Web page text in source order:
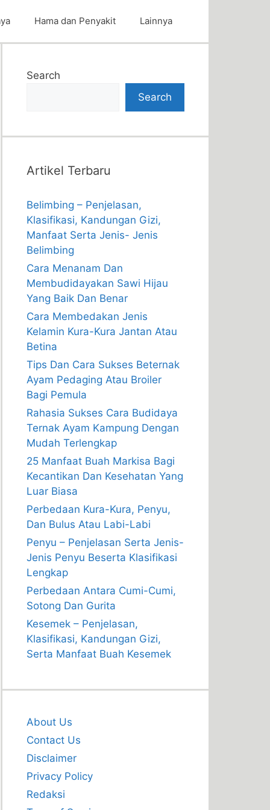
Hama dan Penyakit Lainnya
Search
Search
Artikel Terbaru
Belimbing – Penjelasan,
Klasifikasi, Kandungan Gizi,
Manfaat Serta Jenis- Jenis
Belimbing
Cara Menanam Dan
Membudidayakan Sawi Hijau
Yang Baik Dan Benar
Cara Membedakan Jenis
Kelamin Kura-Kura Jantan Atau
Betina
Tips Dan Cara Sukses Beternak
Ayam Pedaging Atau Broiler
Bagi Pemula
Rahasia Sukses Cara Budidaya
Ternak Ayam Kampung Dengan
Mudah Terlengkap
25 Manfaat Buah Markisa Bagi
Kecantikan Dan Kesehatan Yang
Luar Biasa
Perbedaan Kura-Kura, Penyu,
Dan Bulus Atau Labi-Labi
Penyu – Penjelasan Serta Jenis-
Jenis Penyu Beserta Klasifikasi
Lengkap
Perbedaan Antara Cumi-Cumi,
Sotong Dan Gurita
Kesemek – Penjelasan,
Klasifikasi, Kandungan Gizi,
Serta Manfaat Buah Kesemek
About Us
Contact Us
Disclaimer
Privacy Policy
Redaksi